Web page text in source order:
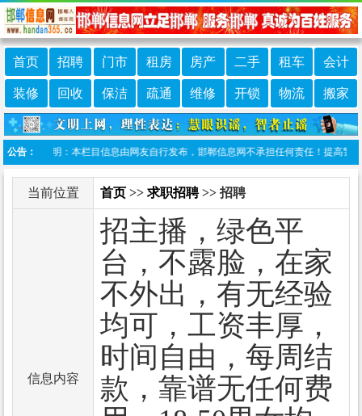
首页 招聘 门市 租房 房产 二手 租车 会计
装修 回收 保洁 疏通 维修 开锁 物流 搬家
公告：
免责声明：本栏目信息由网友自行发布，邯郸信息网不承担任何责任！提高警惕
当前位置 首页 >> 求职招聘>> 招聘
信息内容
招主播，绿色平
台，不露脸，在家
不外出，有无经验
均可，工资丰厚，
时间自由，每周结
款，靠谱无任何费